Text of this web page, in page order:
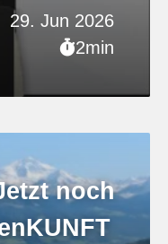
29. Jun 2026
2min
noch